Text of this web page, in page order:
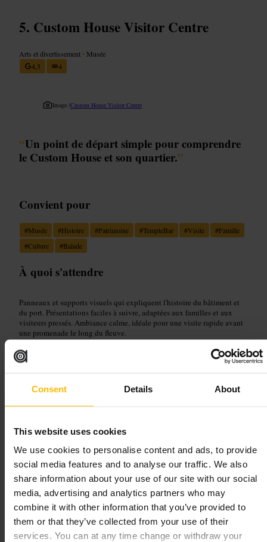
Consent Details About
This website uses cookies
We use cookies to personalise content and ads, to provide
social media features and to analyse our traffic. We also
share information about your use of our site with our social
media, advertising and analytics partners who may
combine it with other information that you’ve provided to
them or that they’ve collected from your use of their
services. You can at any time change or withdraw your
Custom House Visitor Centre
Arts et divertissement • Musée
4,5
4
Image /Custom House Visitor Centre
“Un point de départ simple pour comprendre
le Custom House et son quartier.”
Convient pour
#Musée #Histoire #Patrimoine #TempleBar #Visite #Famille
#Culture #Balade
À quoi s'attendre
Panneaux et supports visuels qui expliquent l'histoire du bâtiment et
du port. Présentations faciles à suivre, adaptées aux familles et aux
visiteurs pressés. Ambiance calme, idéale pour une visite rapide avant
une promenade le long du fleuve.
Planifiez votre visite
Prévoyez une visite courte, 30 à 60 minutes, selon votre intérêt pour les
détails. Commencez ici avant d'explorer le quartier, puis suivez la rive
centre/
Old Dublin City Wall
Sites et espaces extérieurs
4,3
4,5